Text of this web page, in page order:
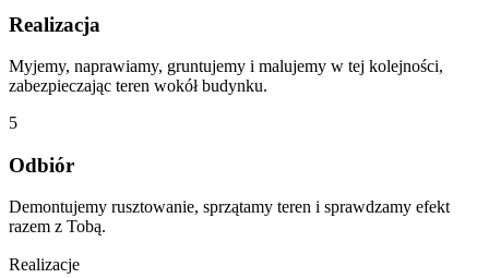
Realizacja
Myjemy, naprawiamy, gruntujemy i malujemy w tej kolejności,
zabezpieczając teren wokół budynku.
5
Odbiór
Demontujemy rusztowanie, sprzątamy teren i sprawdzamy efekt
razem z Tobą.
Realizacje